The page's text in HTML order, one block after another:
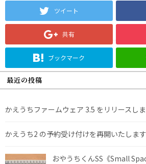
ツイート
共有
ブックマーク
最近の投稿
かえうちファームウェア 3.5 をリリースし
かえうち2 の予約受け付けを再開いたします
おやうちくんSS《Small